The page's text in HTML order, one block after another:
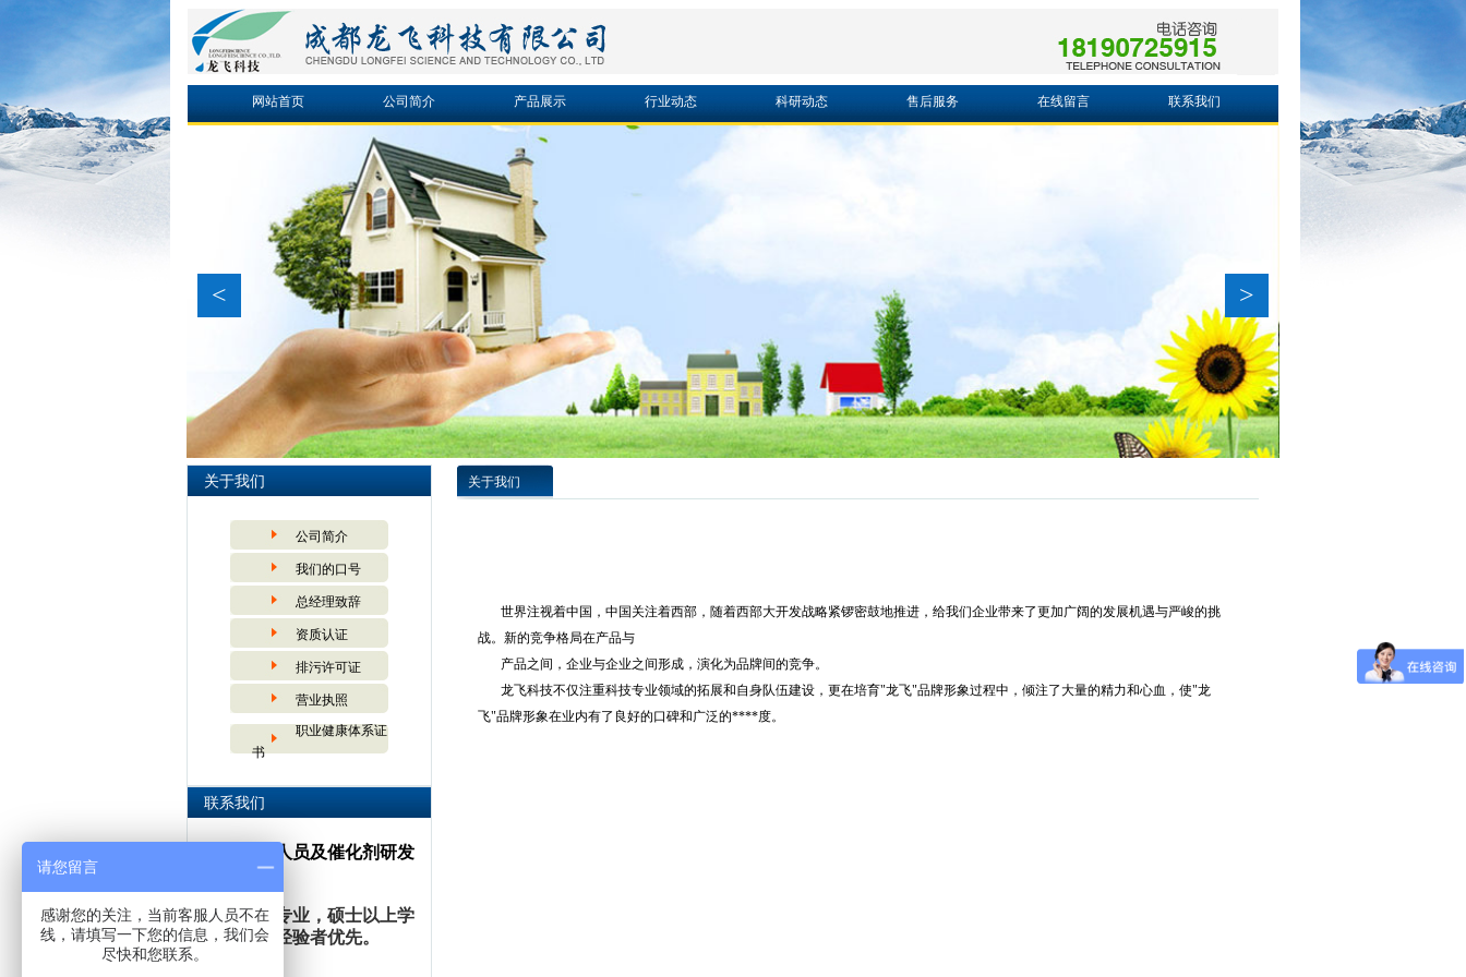
网站首页 公司简介 产品展示 行业动态 科研动态 售后服务 在线留言 联系我们
< >
关于我们
公司简介
我们的口号
总经理致辞
资质认证
排污许可证
营业执照
职业健康体系证
书
联系我们
诚聘：营销人员及催化剂研发
要求：相关专业，硕士以上学
历，有工作经验者优先。
关于我们
世界注视着中国，中国关注着西部，随着西部大开发战略紧锣密鼓地推进，给我们企业带来了更加广阔的发展机遇与严峻的挑
战。新的竞争格局在产品与
产品之间，企业与企业之间形成，演化为品牌间的竞争。
龙飞科技不仅注重科技专业领域的拓展和自身队伍建设，更在培育"龙飞"品牌形象过程中，倾注了大量的精力和心血，使"龙
飞"品牌形象在业内有了良好的口碑和广泛的****度。
请您留言
感谢您的关注，当前客服人员不在
线，请填写一下您的信息，我们会
尽快和您联系。